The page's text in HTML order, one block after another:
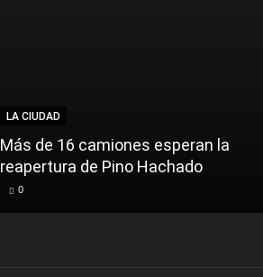
LA CIUDAD
Más de 16 camiones esperan la
reapertura de Pino Hachado
0